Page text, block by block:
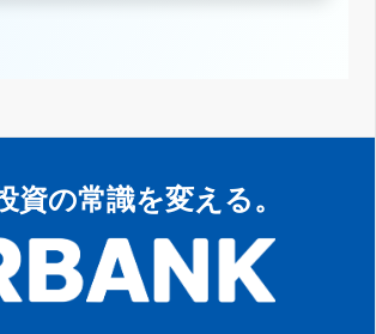
資の常識を変える。